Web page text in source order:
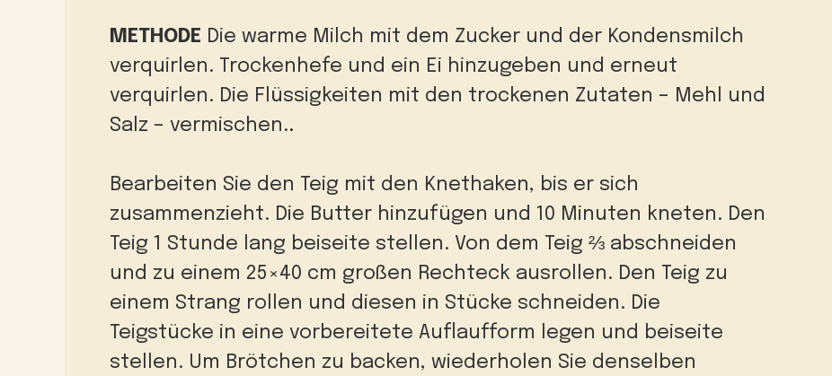
METHODE Die warme Milch mit dem Zucker und der Kondensmilch
verquirlen. Trockenhefe und ein Ei hinzugeben und erneut
verquirlen. Die Flüssigkeiten mit den trockenen Zutaten – Mehl und
Salz – vermischen..
Bearbeiten Sie den Teig mit den Knethaken, bis er sich
zusammenzieht. Die Butter hinzufügen und 10 Minuten kneten. Den
Teig 1 Stunde lang beiseite stellen. Von dem Teig ⅔ abschneiden
und zu einem 25×40 cm großen Rechteck ausrollen. Den Teig zu
einem Strang rollen und diesen in Stücke schneiden. Die
Teigstücke in eine vorbereitete Auflaufform legen und beiseite
stellen. Um Brötchen zu backen, wiederholen Sie denselben